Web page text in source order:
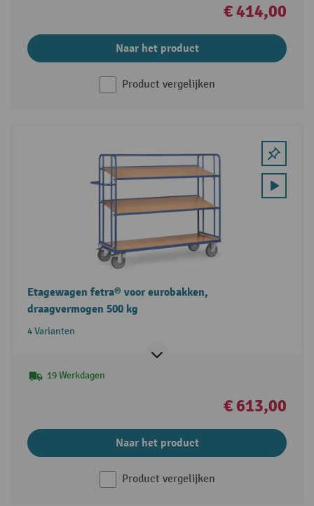
€ 414,00
Naar het product
Product vergelijken
Etagewagen fetra® voor eurobakken,
draagvermogen 500 kg
4 Varianten
19 Werkdagen
€ 613,00
Naar het product
Product vergelijken